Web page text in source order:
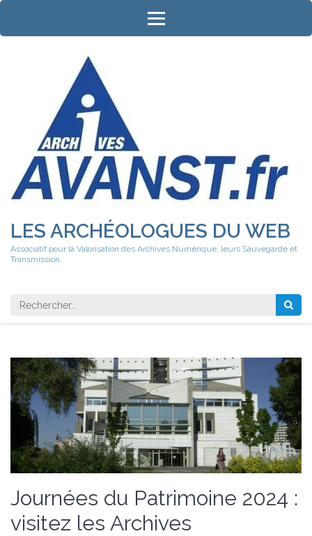
Aller
contenu
LES ARCHÉOLOGUES DU WEB
Associatif pour la Valorisation des Archives Numérique, leurs Sauvegarde et
Transmission.
Rechercher
Journées du Patrimoine 2024 :
visitez les Archives